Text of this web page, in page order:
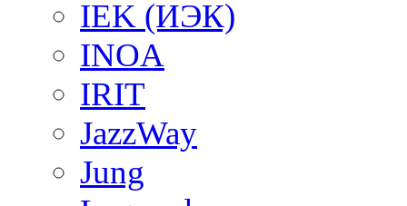
IEK (ИЭК)
INOA
IRIT
JazzWay
Jung